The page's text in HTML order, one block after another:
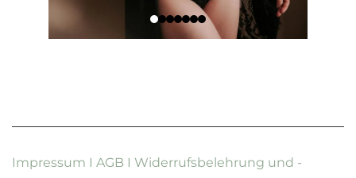
Impressum I AGB I Widerrufsbelehrung und -